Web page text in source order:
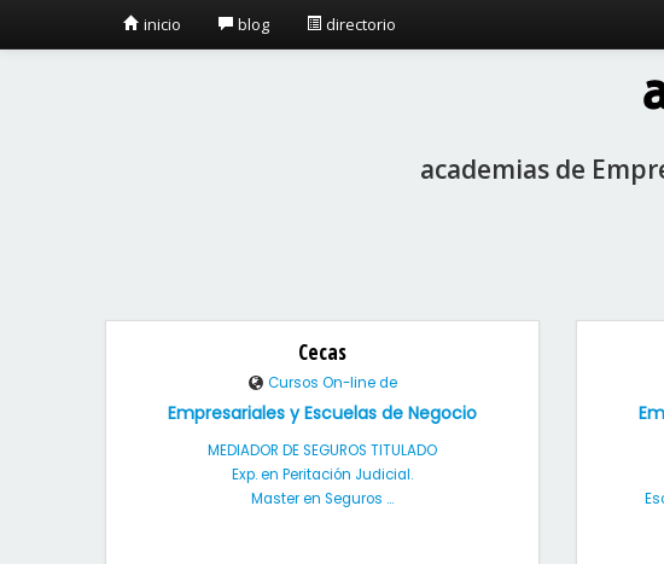
inicio blog directorio
academias de
Cecas
Cursos On-line de
Empresariales y Escuelas de Negocio
MEDIADOR DE SEGUROS TITULADO
Exp. en Peritación Judicial.
Master en Seguros ...